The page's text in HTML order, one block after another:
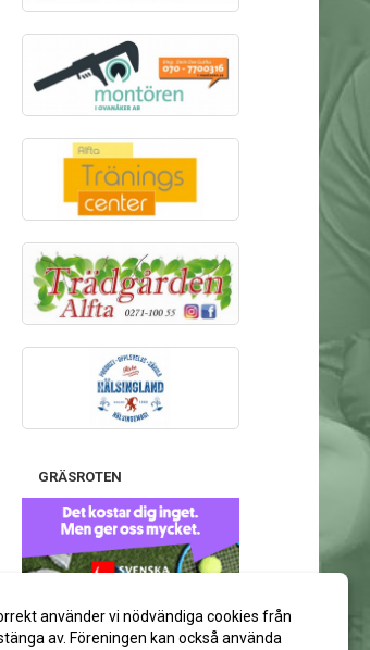
GRÄSROTEN
Stötta gärna Alfta GIF Handboll
via ditt spelkort på Svenska Spel:
använder vi nödvändiga cookies från
av. Föreningen kan också använda